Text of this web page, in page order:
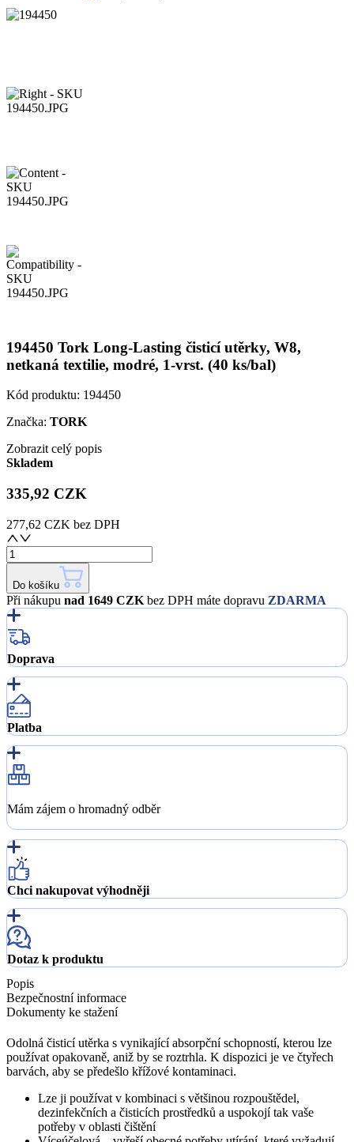
194450 Tork Long-Lasting čisticí utěrky, W8,
netkaná textilie, modré, 1-vrst. (40 ks/bal)
Kód produktu: 194450
Značka: TORK
Zobrazit celý popis
Skladem
335,92 CZK
277,62 CZK bez DPH
Do košíku
Při nákupu nad 1649 CZK bez DPH máte dopravu ZDARMA
Doprava
Platba
Mám zájem o hromadný odběr
Chci nakupovat výhodněji
Dotaz k produktu
Popis
Bezpečnostní informace
Dokumenty ke stažení
Odolná čisticí utěrka s vynikající absorpční schopností, kterou lze
používat opakovaně, aniž by se roztrhla. K dispozici je ve čtyřech
barvách, aby se předešlo křížové kontaminaci.
Lze ji používat v kombinaci s většinou rozpouštědel,
dezinfekčních a čisticích prostředků a uspokojí tak vaše
potřeby v oblasti čištění